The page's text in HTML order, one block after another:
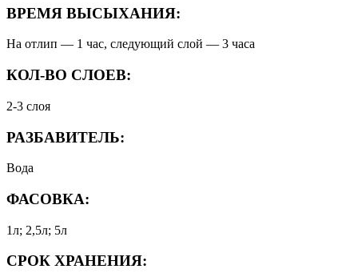
ВРЕМЯ ВЫСЫХАНИЯ:
На отлип — 1 час, следующий слой — 3 часа
КОЛ-ВО СЛОЕВ:
2-3 слоя
РАЗБАВИТЕЛЬ:
Вода
ФАСОВКА:
1л; 2,5л; 5л
СРОК ХРАНЕНИЯ: